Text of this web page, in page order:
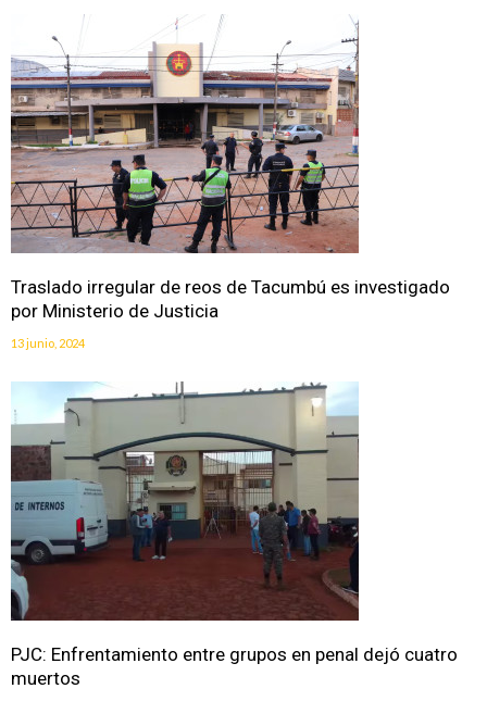
Traslado irregular de reos de Tacumbú es investigado
por Ministerio de Justicia
13 junio, 2024
PJC: Enfrentamiento entre grupos en penal dejó cuatro
muertos